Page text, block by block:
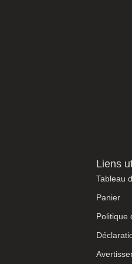
Liens
Tableau
Panier
Politique